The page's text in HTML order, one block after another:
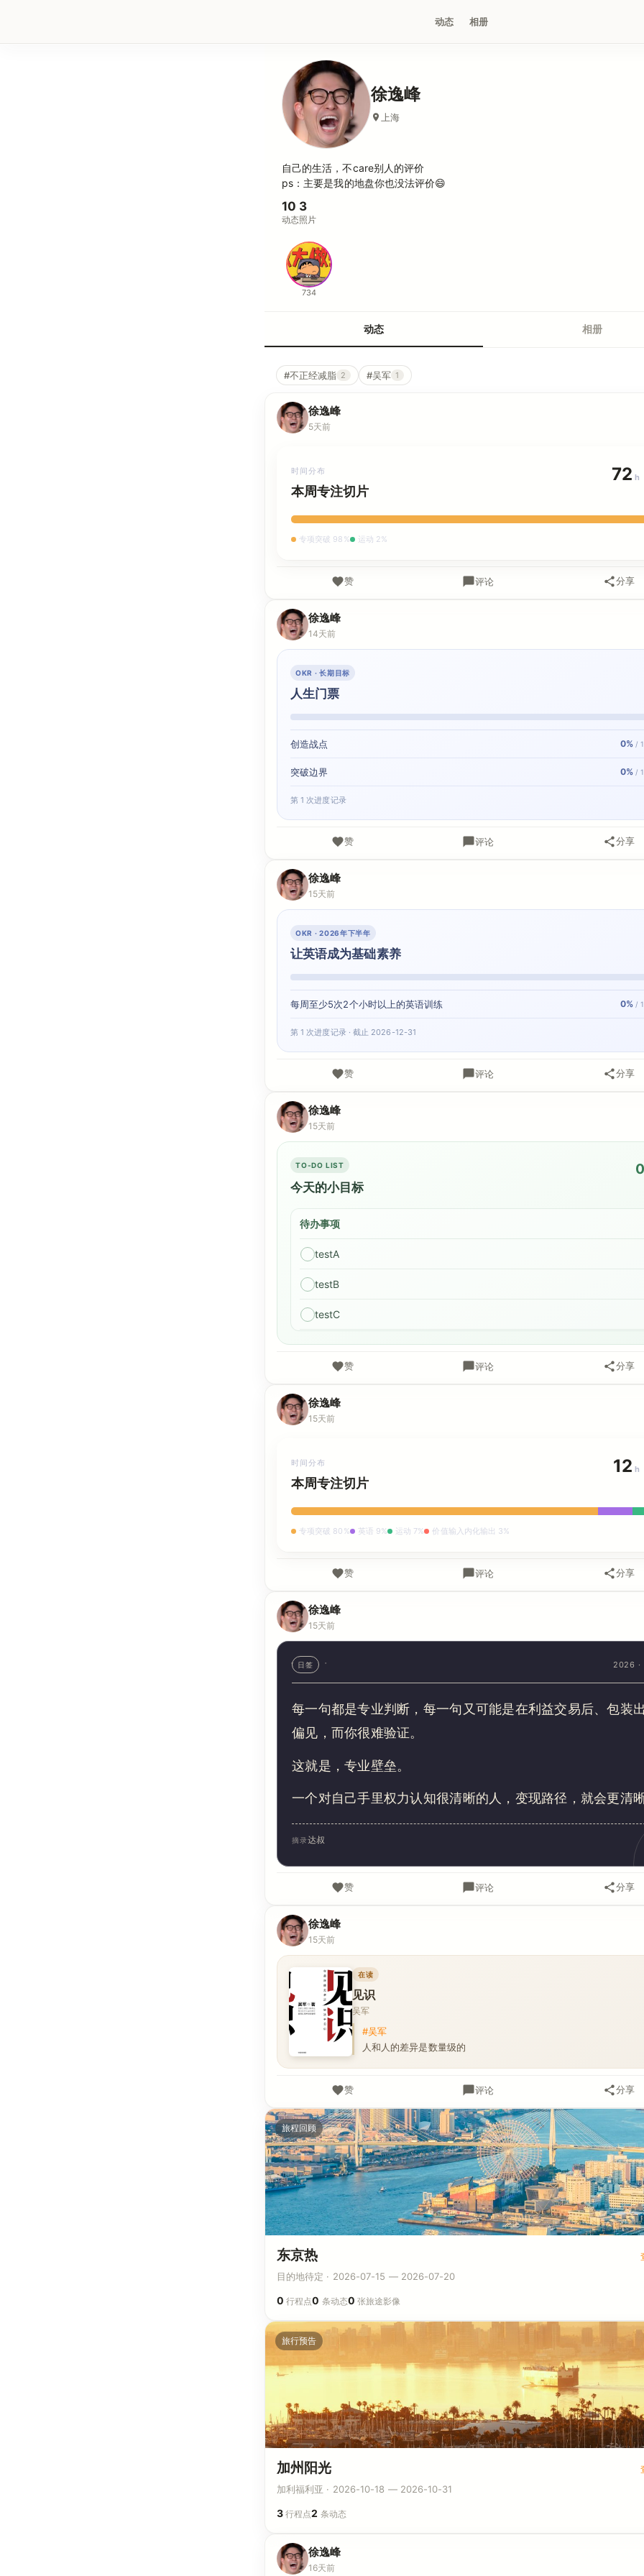
动态 相册
徐逸峰
上海
自己的生活，不care别人的评价
ps：主要是我的地盘你也没法评价😄
10
动态
3
照片
734
动态 相册
#不正经减脂 2 #吴军 1
徐逸峰
5天前
时间分布
本周专注切片
72 h
专项突破 98% 运动 2%
赞 评论 分享
徐逸峰
14天前
OKR · 长期目标
人生门票
创造战点 0%/
突破边界 0%/
第 1 次进度记录
赞 评论 分享
徐逸峰
15天前
OKR · 2026年下半年
让英语成为基础素养
每周至少5次2个小时以上的英语训练 0%/
第 1 次进度记录 · 截止 2026-12-31
赞 评论 分享
徐逸峰
15天前
TO-DO LIST
今天的小目标
待办事项
testA
testB
testC
赞 评论 分享
徐逸峰
15天前
时间分布
本周专注切片
12 h
专项突破 80% 英语 9% 运动 7% 价值输入内化输出 3%
赞 评论 分享
徐逸峰
15天前
日签 2026 ·
每一句都是专业判断，每一句又可能是在利益交易后、包装
偏见，而你很难验证。
这就是，专业壁垒。
一个对自己手里权力认知很清晰的人，变现路径，就会更清
摘录达叔
赞 评论 分享
徐逸峰
15天前
在读
见识
吴军
#吴军
人和人的差异是数量级的
赞 评论 分享
旅程回顾
东京热
目的地待定 · 2026-07-15 — 2026-07-20
0 行程点0 条动态0 张旅途影像
旅行预告
加州阳光
加利福利亚 · 2026-10-18 — 2026-10-31
3 行程点2 条动态
徐逸峰
16天前